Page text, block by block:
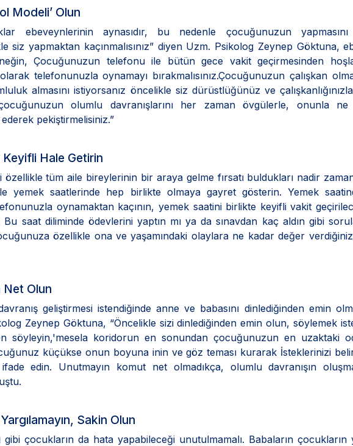
Modeli’ Olun
ebeveynlerinin aynasıdır, bu nedenle çocuğunuzun yapmasını
siz yapmaktan kaçınmalısınız” diyen Uzm. Psikolog Zeynep Göktuna,
Çocuğunuzun telefonu ile bütün gece vakit geçirmesinden
telefonunuzla oynamayı bırakmalısınız.Çocuğunuzun çalışkan
almasını istiyorsanız öncelikle siz dürüstlüğünüz ve
olumlu davranışlarını her zaman övgülerle, onunla
pekiştirmelisiniz.”
Hale Getirin
özellikle tüm aile bireylerinin bir araya gelme fırsatı buldukları nadir
yemek saatlerinde hep birlikte olmaya gayret gösterin. Yemek
oynamaktan kaçının, yemek saatini birlikte keyifli vakit
saat diliminde ödevlerini yaptın mı ya da sınavdan kaç aldın gibi
özellikle ona ve yaşamındaki olaylara ne kadar değer
Net Olun
geliştirmesi istendiğinde anne ve babasını dinlediğinden emin
Zeynep Göktuna, “Öncelikle sizi dinlediğinden emin olun, söylemek
söyleyin,'mesela koridorun en sonundan çocuğunuzun en uzaktaki
küçükse onun boyuna inin ve göz teması kurarak İsteklerinizi
edin. Unutmayın komut net olmadıkça, olumlu davranışın
Sakin Olun
çocukların da hata yapabileceği unutulmamalı. Babaların çocukların